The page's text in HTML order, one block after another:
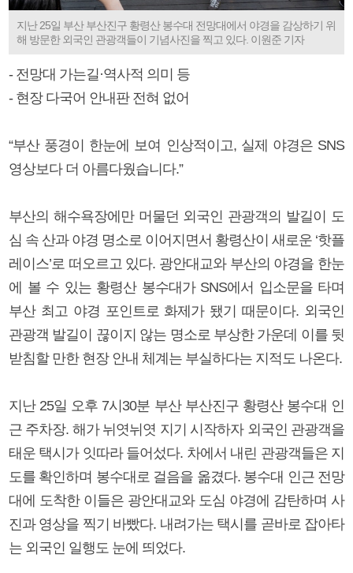
지난 25일 부산 부산진구 황령산 봉수대 전망대에서 야경을 감상하기 위
해 방문한 외국인 관광객들이 기념사진을 찍고 있다. 이원준 기자
- 전망대 가는길·역사적 의미 등
- 현장 다국어 안내판 전혀 없어
“부산 풍경이 한눈에 보여 인상적이고, 실제 야경은 SNS
영상보다 더 아름다웠습니다.”
부산의 해수욕장에만 머물던 외국인 관광객의 발길이 도
심 속 산과 야경 명소로 이어지면서 황령산이 새로운 ‘핫플
레이스’로 떠오르고 있다. 광안대교와 부산의 야경을 한눈
에 볼 수 있는 황령산 봉수대가 SNS에서 입소문을 타며
부산 최고 야경 포인트로 화제가 됐기 때문이다. 외국인
관광객 발길이 끊이지 않는 명소로 부상한 가운데 이를 뒷
받침할 만한 현장 안내 체계는 부실하다는 지적도 나온다.
지난 25일 오후 7시30분 부산 부산진구 황령산 봉수대 인
근 주차장. 해가 뉘엿뉘엿 지기 시작하자 외국인 관광객을
태운 택시가 잇따라 들어섰다. 차에서 내린 관광객들은 지
도를 확인하며 봉수대로 걸음을 옮겼다. 봉수대 인근 전망
대에 도착한 이들은 광안대교와 도심 야경에 감탄하며 사
진과 영상을 찍기 바빴다. 내려가는 택시를 곧바로 잡아타
는 외국인 일행도 눈에 띄었다.